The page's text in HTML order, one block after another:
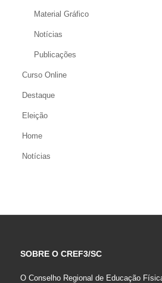
Material Gráfico
Notícias
Publicações
Curso Online
Destaque
Eleição
Home
Notícias
SOBRE O CREF3/SC
O Conselho Regional de Educação